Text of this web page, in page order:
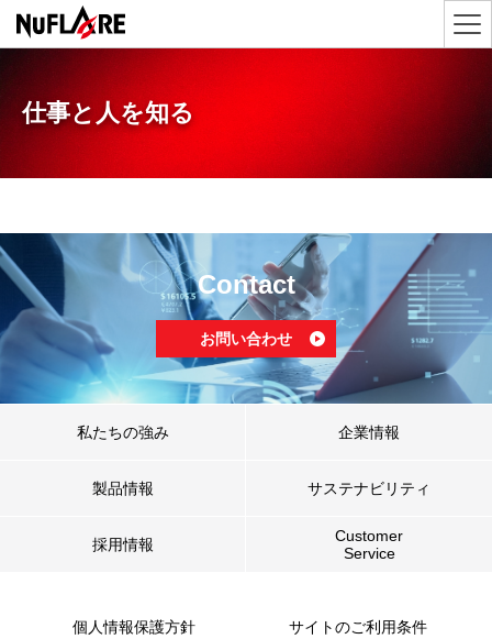
仕事と人を知る
Contact
お問い合わせ
私たちの強み 企業情報
製品情報 サステナビリティ
採用情報
Customer
Service
個人情報保護方針 サイトのご利用条件